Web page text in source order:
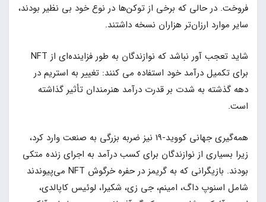
فروخت. در حالی که برخی از توکن‌ها در نوع خود بی نظیر بودند،
سایر موارد ارزان‌تر هزاران نسخه داشتند.
شاید تعجب آور نباشد که نوازندگان به طور فزاینده‌ای از NFT
برای تکمیل درآمد خود استفاده می کنند: تغییر به استریم در
دهه گذشته به شدت بر قدرت درآمد هنرمندان تأثیر گذاشته
است.
همه‌گیری جهانی کووید-19 نیز ضربه بزرگی به صنعت وارد کرد،
زیرا بسیاری از نوازندگان برای کسب درآمد به اجرای زنده متکی
بودند. بازیگرانی که به گریمز در حفره خرگوش NFT می‌پیوندند
شامل اسنوپ داگ، امینم، جی زی، شکیرا، لوئیس کاپالدی،